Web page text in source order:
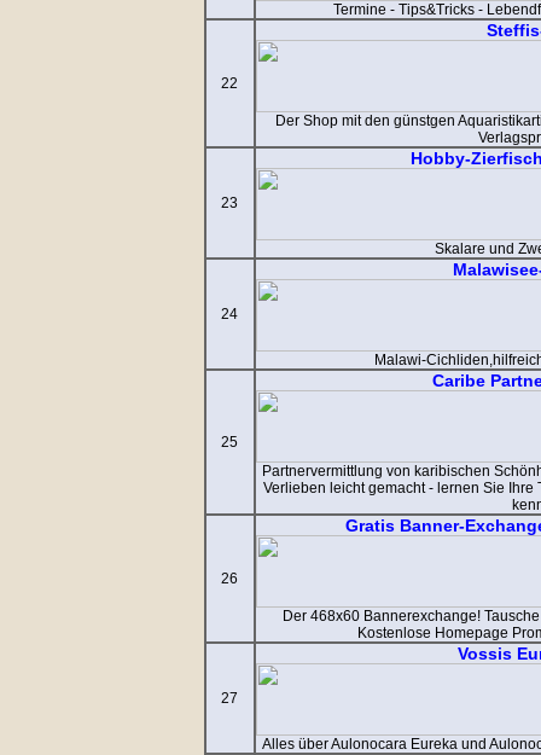
Termine - Tips&Tricks -
22
Der Shop mit den günstgen
23
Hobby-
Skalare und
24
Malawi-
25
Caribe
Partnervermittlung von karibischen
Verlieben leicht gemacht - lernen Sie
26
Gratis Banner-
Der 468x60 Bannerexchange!
Kostenlose Homepage
27
Vossis
Alles über Aulonocara Eureka und